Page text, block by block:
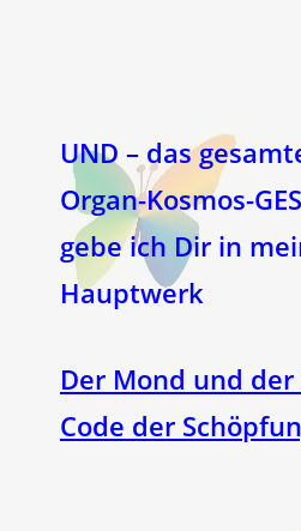
UND – das
Organ-Kosmos-
gebe ich Dir in
Hauptwerk
Der Mond und
Code der